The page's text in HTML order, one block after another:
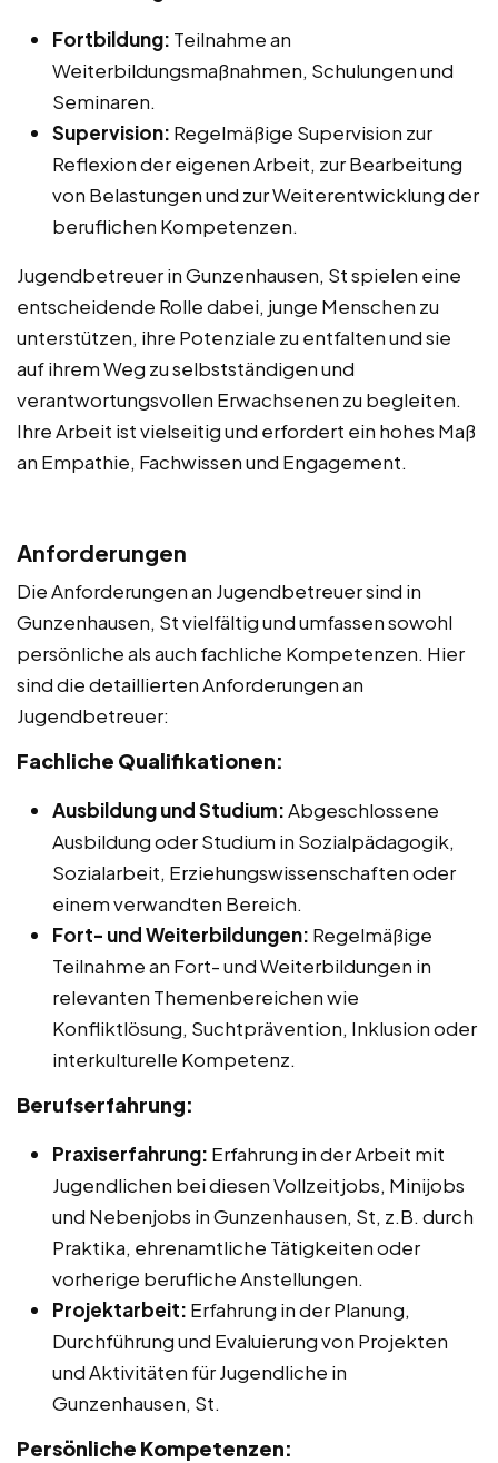
Fortbildung: Teilnahme an
Weiterbildungsmaßnahmen, Schulungen und
Seminaren.
Supervision: Regelmäßige Supervision zur
Reflexion der eigenen Arbeit, zur Bearbeitung
von Belastungen und zur Weiterentwicklung der
beruflichen Kompetenzen.
Jugendbetreuer in Gunzenhausen, St spielen eine
entscheidende Rolle dabei, junge Menschen zu
unterstützen, ihre Potenziale zu entfalten und sie
auf ihrem Weg zu selbstständigen und
verantwortungsvollen Erwachsenen zu begleiten.
Ihre Arbeit ist vielseitig und erfordert ein hohes Maß
an Empathie, Fachwissen und Engagement.
Anforderungen
Die Anforderungen an Jugendbetreuer sind in
Gunzenhausen, St vielfältig und umfassen sowohl
persönliche als auch fachliche Kompetenzen. Hier
sind die detaillierten Anforderungen an
Jugendbetreuer:
Fachliche Qualifikationen:
Ausbildung und Studium:Abgeschlossene
Ausbildung oder Studium in Sozialpädagogik,
Sozialarbeit, Erziehungswissenschaften oder
einem verwandten Bereich.
Fort- und Weiterbildungen: Regelmäßige
Teilnahme an Fort- und Weiterbildungen in
relevanten Themenbereichen wie
Konfliktlösung, Suchtprävention, Inklusion oder
interkulturelle Kompetenz.
Berufserfahrung:
Praxiserfahrung: Erfahrung in der Arbeit mit
Jugendlichen bei diesen Vollzeitjobs, Minijobs
und Nebenjobs in Gunzenhausen, St, z.B. durch
Praktika, ehrenamtliche Tätigkeiten oder
vorherige berufliche Anstellungen.
Projektarbeit: Erfahrung in der Planung,
Durchführung und Evaluierung von Projekten
und Aktivitäten für Jugendliche in
Gunzenhausen, St.
Persönliche Kompetenzen: